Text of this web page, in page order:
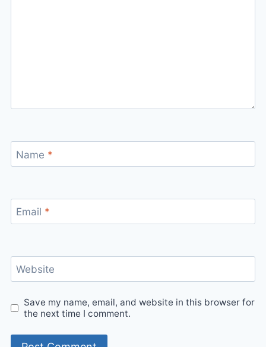
Name *
Email *
Website
Save my name, email, and website in this browser for
the next time I comment.